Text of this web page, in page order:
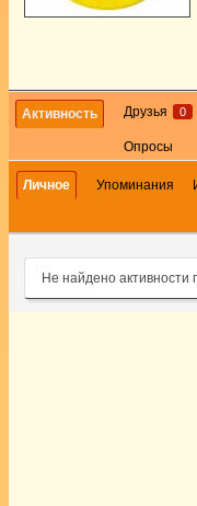
Активность Друзья 0
Опросы
Личное Упоминания
Не найдено